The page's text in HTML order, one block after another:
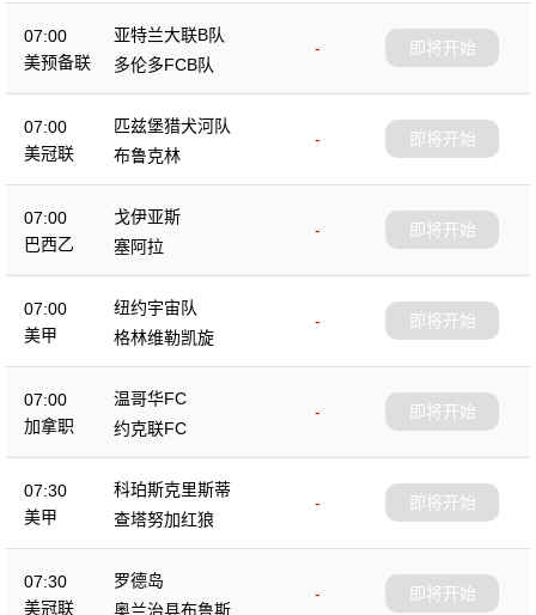
07:00
美预备联
亚特兰大联B队
-
多伦多FCB队
即将开始
07:00
美冠联
匹兹堡猎犬河队
-
布鲁克林
即将开始
07:00
巴西乙
戈伊亚斯
-
塞阿拉
即将开始
07:00
美甲
纽约宇宙队
-
格林维勒凯旋
即将开始
07:00
加拿职
温哥华FC
-
约克联FC
即将开始
07:30
美甲
科珀斯克里斯蒂
-
查塔努加红狼
即将开始
07:30
美冠联
罗德岛
-
奥兰治县布鲁斯
即将开始